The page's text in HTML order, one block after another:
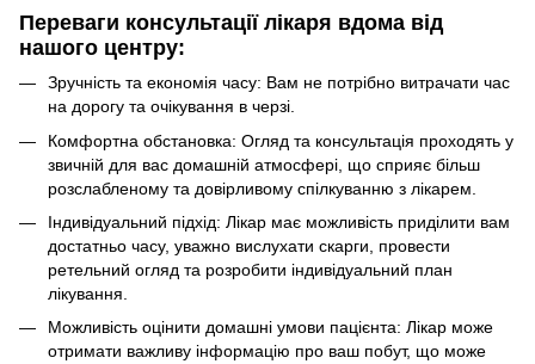
Переваги консультації лікаря вдома від
нашого центру:
Зручність та економія часу: Вам не потрібно витрачати час
на дорогу та очікування в черзі.
Комфортна обстановка: Огляд та консультація проходять у
звичній для вас домашній атмосфері, що сприяє більш
розслабленому та довірливому спілкуванню з лікарем.
Індивідуальний підхід: Лікар має можливість приділити вам
достатньо часу, уважно вислухати скарги, провести
ретельний огляд та розробити індивідуальний план
лікування.
Можливість оцінити домашні умови пацієнта: Лікар може
отримати важливу інформацію про ваш побут, що може